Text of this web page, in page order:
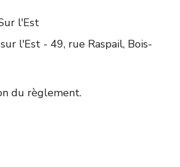
l'Est
l'Est - 49, rue Raspail, Bois-
du règlement.